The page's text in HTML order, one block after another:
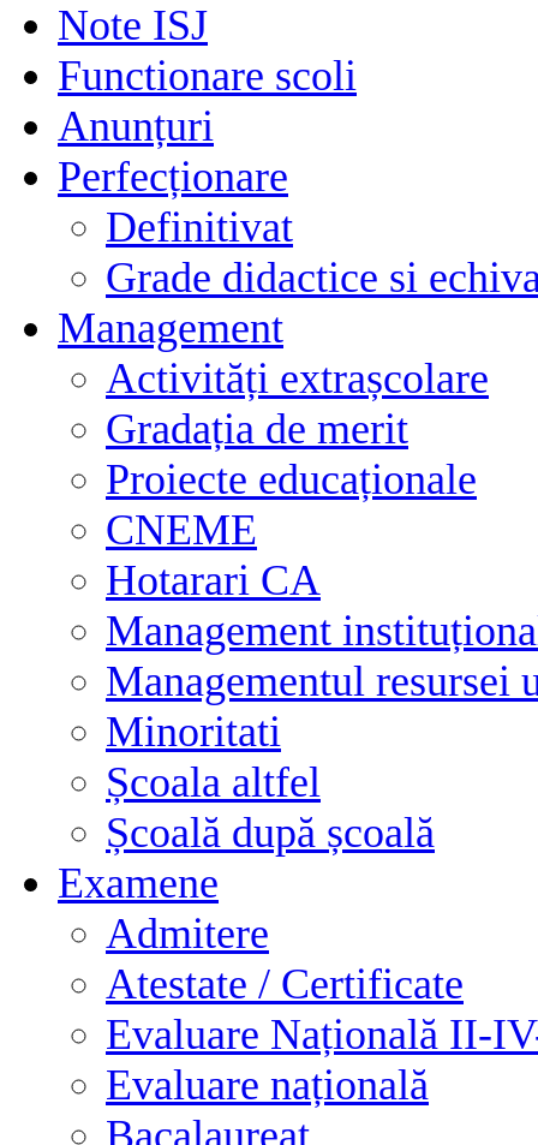
Note ISJ
Functionare scoli
Anunțuri
Perfecționare
Definitivat
Grade didactice si
Management
Activități extrașcolare
Gradația de merit
Proiecte educaționale
CNEME
Hotarari CA
Management
Managementul resursei
Minoritati
Școala altfel
Școală după școală
Examene
Admitere
Atestate / Certificate
Evaluare Națională II-
Evaluare națională